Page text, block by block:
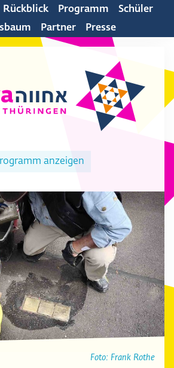
Rückblick Programm
Schüler
Partner Presse
anzeigen
Foto: Frank Rothe